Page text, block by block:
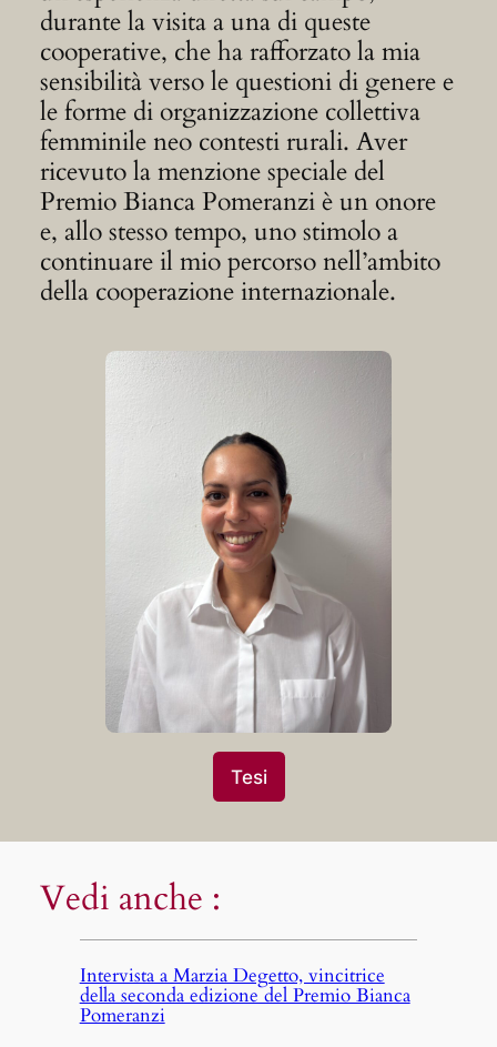
durante la visita a una di queste
cooperative, che ha rafforzato la mia
sensibilità verso le questioni di genere e
le forme di organizzazione collettiva
femminile neo contesti rurali. Aver
ricevuto la menzione speciale del
Premio Bianca Pomeranzi è un onore
e, allo stesso tempo, uno stimolo a
continuare il mio percorso nell’ambito
della cooperazione internazionale.
Tesi
Vedi anche :
Intervista a Marzia Degetto, vincitrice
della seconda edizione del Premio Bianca
Pomeranzi